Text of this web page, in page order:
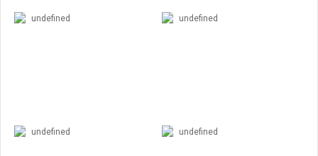
undefined undefined
undefined undefined